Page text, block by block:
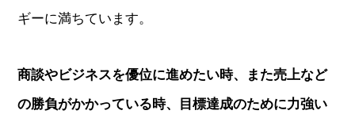
ギーに満ちています。
商談やビジネスを優位に進めたい時、また売上など
の勝負がかかっている時、目標達成のために力強い